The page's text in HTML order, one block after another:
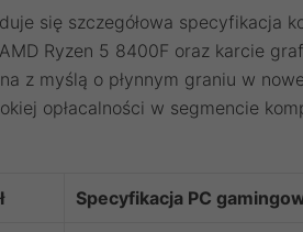
się szczegółowa specyfikacja
Ryzen 5 8400F oraz karcie
z myślą o płynnym graniu w
opłacalności w segmencie
Specyfikacja PC